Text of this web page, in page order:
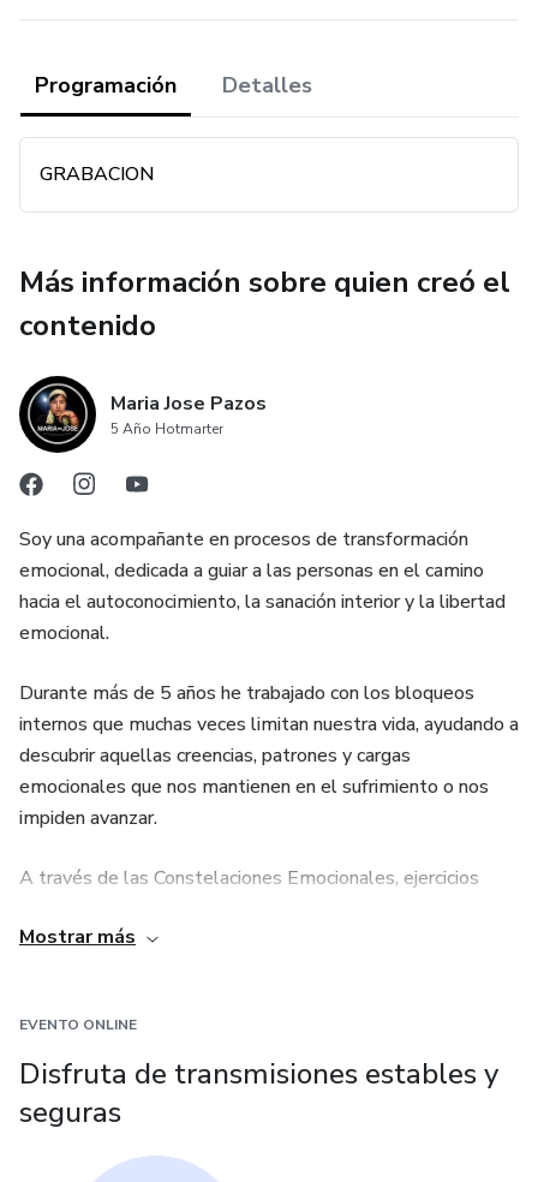
Programación Detalles
GRABACION
Más información sobre quien creó el
contenido
Maria Jose Pazos
5 Año Hotmarter
Soy una acompañante en procesos de transformación
emocional, dedicada a guiar a las personas en el camino
hacia el autoconocimiento, la sanación interior y la libertad
emocional.
Durante más de 5 años he trabajado con los bloqueos
internos que muchas veces limitan nuestra vida, ayudando a
descubrir aquellas creencias, patrones y cargas
emocionales que nos mantienen en el sufrimiento o nos
impiden avanzar.
A través de las Constelaciones Emocionales, ejercicios
crecimiento personal, acompaño procesos donde cada
misma y con la vida.
compasión y libertad, donde cada ser humano pueda
reconectar con su propia decisión de cambiar, sanar y
Mostrar más
EVENTO ONLINE
Disfruta de transmisiones estables y
seguras